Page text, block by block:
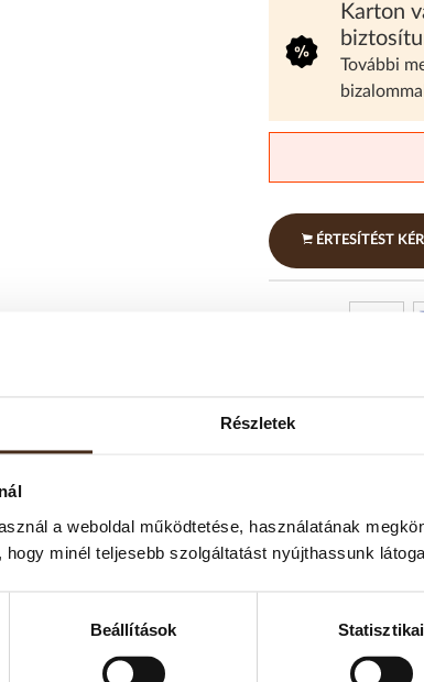
Részletek
a weboldal működtetése, használatának
minél teljesebb szolgáltatást nyújthassunk
Beállítások Statisztikai
Karton
További
ÉRTESÍTÉST
tökéletes választás azoknak, akik a kávé gazdag
és Robusta szemekből készült keveréket
ízvilágát. Gyümölcsös, enyhén kakaós és fűszeres